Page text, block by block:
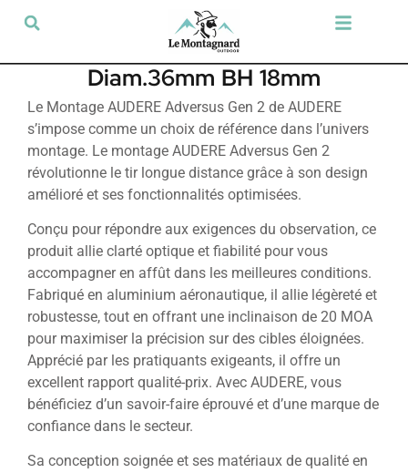
Diam.36mm BH 18mm
Le Montage AUDERE Adversus Gen 2 de AUDERE
s’impose comme un choix de référence dans l’univers
montage. Le montage AUDERE Adversus Gen 2
révolutionne le tir longue distance grâce à son design
amélioré et ses fonctionnalités optimisées.
Conçu pour répondre aux exigences du observation, ce
produit allie clarté optique et fiabilité pour vous
accompagner en affût dans les meilleures conditions.
Fabriqué en aluminium aéronautique, il allie légèreté et
robustesse, tout en offrant une inclinaison de 20 MOA
pour maximiser la précision sur des cibles éloignées.
Apprécié par les pratiquants exigeants, il offre un
excellent rapport qualité-prix. Avec AUDERE, vous
bénéficiez d’un savoir-faire éprouvé et d’une marque de
confiance dans le secteur.
Sa conception soignée et ses matériaux de qualité en